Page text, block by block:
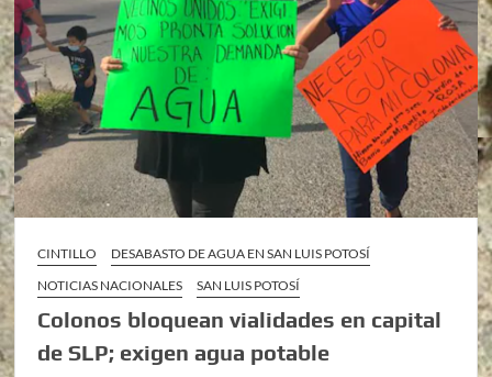
CINTILLO
DESABASTO DE AGUA EN SAN LUIS POTOSÍ
NOTICIAS NACIONALES
SAN LUIS POTOSÍ
Colonos bloquean vialidades en capital
de SLP; exigen agua potable